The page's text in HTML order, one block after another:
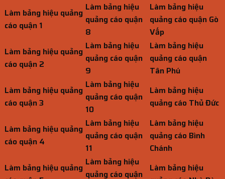
Làm bảng hiệu quảng
cáo quận 1
Làm bảng hiệu
quảng cáo quận
8
Làm bảng hiệu
quảng cáo quận Gò
Vấp
Làm bảng hiệu quảng
cáo quận 2
Làm bảng hiệu
quảng cáo quận
9
Làm bảng hiệu
quảng cáo quận
Tân Phú
Làm bảng hiệu quảng
cáo quận 3
Làm bảng hiệu
quảng cáo quận
10
Làm bảng hiệu
quảng cáo Thủ Đức
Làm bảng hiệu quảng
cáo quận 4
Làm bảng hiệu
quảng cáo quận
11
Làm bảng hiệu
quảng cáo Bình
Chánh
Làm bảng hiệu quảng Làm bảng hiệu
quảng cáo quận
Làm bảng hiệu